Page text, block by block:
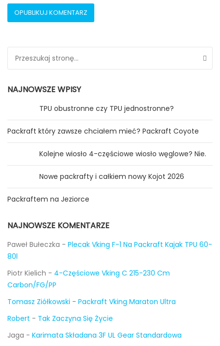
NAJNOWSZE WPISY
TPU obustronne czy TPU jednostronne?
Packraft który zawsze chciałem mieć? Packraft Coyote
Kolejne wiosło 4-częściowe wiosło węglowe? Nie.
Nowe packrafty i całkiem nowy Kojot 2026
Packraftem na Jeziorce
NAJNOWSZE KOMENTARZE
Paweł Bułeczka - Plecak Vking F-1 Na Packraft Kajak TPU 60-
80l
Piotr Kielich - 4-Częściowe Vking C 215-230 Cm
Carbon/FG/PP
Tomasz Ziółkowski - Packraft Vking Maraton Ultra
Robert - Tak Zaczyna Się Życie
Jaga - Karimata Składana 3F UL Gear Standardowa